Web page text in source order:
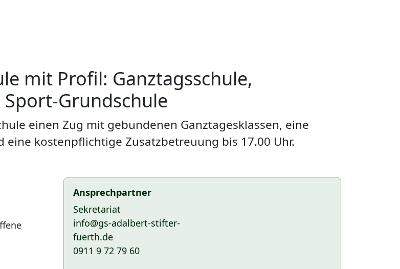
mit Profil: Ganztagsschule,
Grundschule
einen Zug mit gebundenen Ganztagesklassen, eine
eine kostenpflichtige Zusatzbetreuung bis 17.00 Uhr.
Ansprechpartner
Sekretariat
info@gs-adalbert-stifter-
fuerth.de
0911 9 72 79 60